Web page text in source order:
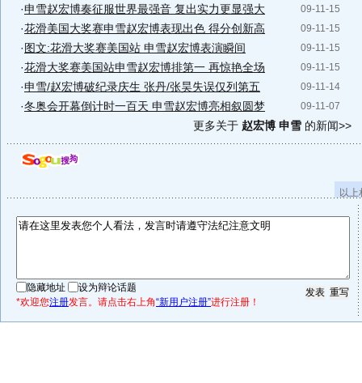
09-11-15
·申雪赵宏博奏征服世界最强音 复出实力更显强大
09-11-15
·花滑美国大奖赛申雪赵宏博表现出色 得分创新高
09-11-15
· 图文:花滑大奖赛美国站 申雪赵宏博表演瞬间
09-11-15
·花滑大奖赛美国站申雪赵宏博排第一 再惊艳全场
09-11-14
·申雪/赵宏博破纪录庆生 张丹/张昊失误仅列第五
09-11-07
·冬奥会开幕倒计时一百天 申雪赵宏博亮相叙圆梦
更多关于 赵宏博 申雪 的新闻>>
以
隐藏地址
设为辩论话题
*欢迎您注册发言。请点击右上角“新用户注册”进行注册！